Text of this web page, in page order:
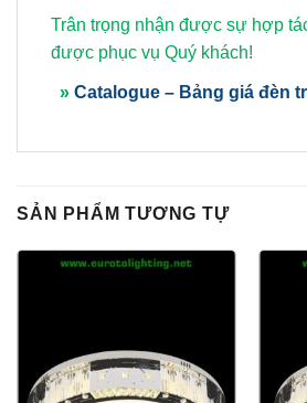
Trân trọng nhận được sự hợp
được phục vụ Quý khách!
» Catalogue – Bảng giá đèn
SẢN PHẨM TƯƠNG TỰ